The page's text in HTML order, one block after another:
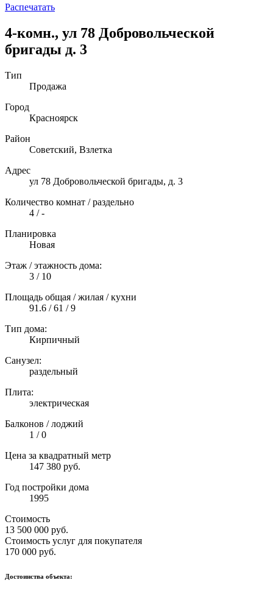
Распечатать
4-комн., ул 78 Добровольческой
бригады д. 3
Тип
Продажа
Город
Красноярск
Район
Советский, Взлетка
Адрес
ул 78 Добровольческой бригады, д. 3
Количество комнат / раздельно
4 / -
Планировка
Новая
Этаж / этажность дома:
3 / 10
Площадь общая / жилая / кухни
91.6 / 61 / 9
Тип дома:
Кирпичный
Санузел:
раздельный
Плита:
электрическая
Балконов / лоджий
1 / 0
Цена за квадратный метр
147 380 руб.
Год постройки дома
1995
Стоимость
13 500 000 руб.
Стоимость услуг для покупателя
170 000 руб.
Достоинства объекта: